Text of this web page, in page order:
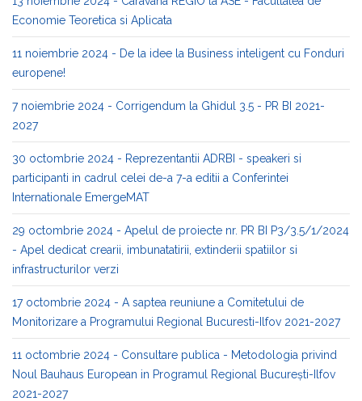
Economie Teoretica si Aplicata
11 noiembrie 2024 - De la idee la Business inteligent cu Fonduri
europene!
7 noiembrie 2024 - Corrigendum la Ghidul 3.5 - PR BI 2021-
2027
30 octombrie 2024 - Reprezentantii ADRBI - speakeri si
participanti in cadrul celei de-a 7-a editii a Conferintei
Internationale EmergeMAT
29 octombrie 2024 - Apelul de proiecte nr. PR BI P3/3.5/1/2024
- Apel dedicat crearii, imbunatatirii, extinderii spatiilor si
infrastructurilor verzi
17 octombrie 2024 - A saptea reuniune a Comitetului de
Monitorizare a Programului Regional Bucuresti-Ilfov 2021-2027
11 octombrie 2024 - Consultare publica - Metodologia privind
Noul Bauhaus European in Programul Regional București-Ilfov
2021-2027